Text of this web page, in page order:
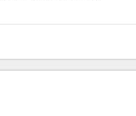
и теперь
жизнью
заплатить
на латышском и